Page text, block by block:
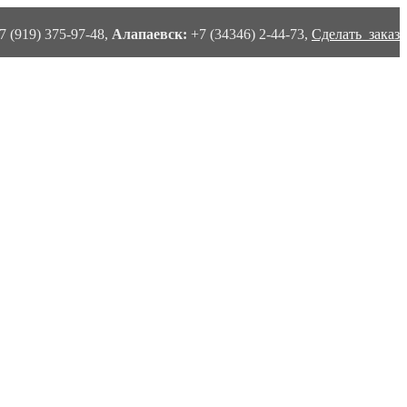
(919) 375-97-48, Алапаевск: +7 (34346) 2-44-73, Сделать заказ